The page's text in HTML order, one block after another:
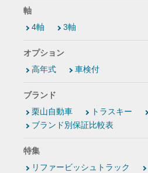
軸
4軸
3軸
オプション
高年式
車検付
ブランド
栗山自動車
トラスキー
ブランド別保証比較表
特集
リファービッシュトラック